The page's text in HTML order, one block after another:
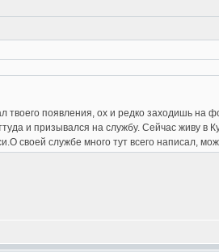
появления, ох и редко заходишь на
и призывался на службу. Сейчас живу в
своей службе много тут всего написал,